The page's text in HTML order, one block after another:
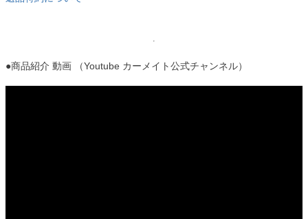
●商品紹介 動画 （Youtube カーメイト公式チャンネル）